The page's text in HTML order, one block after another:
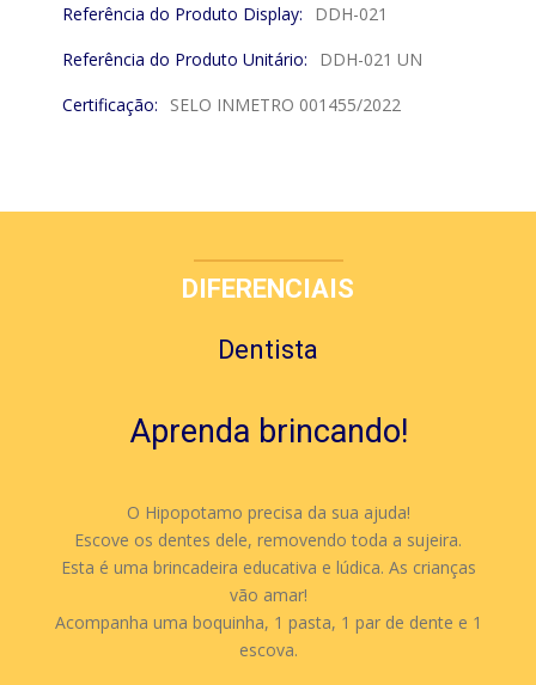
Referência do Produto Display:
DDH-021
Referência do Produto Unitário:
DDH-021 UN
Certificação:
SELO INMETRO 001455/2022
DIFERENCIAIS
Dentista
Aprenda brincando!
O Hipopotamo precisa da sua ajuda!
Escove os dentes dele, removendo toda a sujeira.
Esta é uma brincadeira educativa e lúdica. As crianças
vão amar!
Acompanha uma boquinha, 1 pasta, 1 par de dente e 1
escova.